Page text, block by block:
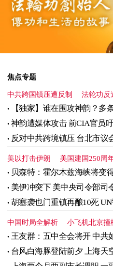
焦点专题
中共跨国镇压遭反制 法轮功反
【独家】谁在围攻神韵？多
神韵遭媒体攻击 前CIA官员
反对中共跨境镇压 台北市议
美以打击伊朗 美国建国250周
贝森特：霍尔木兹海峡将变
美伊冲突下 美中央司令部司
胡塞袭也门重镇再酿10死
中国时局全解析 小飞机北京撞
王友群：五中全会将开 中共
台风白海豚登陆前夕 上海天